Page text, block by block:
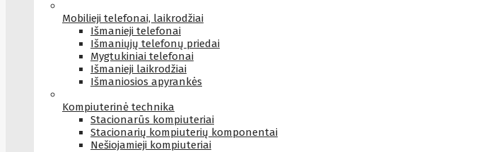
Mobilieji telefonai, laikrodžiai
Išmanieji telefonai
Išmaniųjų telefonų priedai
Mygtukiniai telefonai
Išmanieji laikrodžiai
Išmaniosios apyrankės
Kompiuterinė technika
Stacionarūs kompiuteriai
Stacionarių kompiuterių komponentai
Nešiojamieji kompiuteriai